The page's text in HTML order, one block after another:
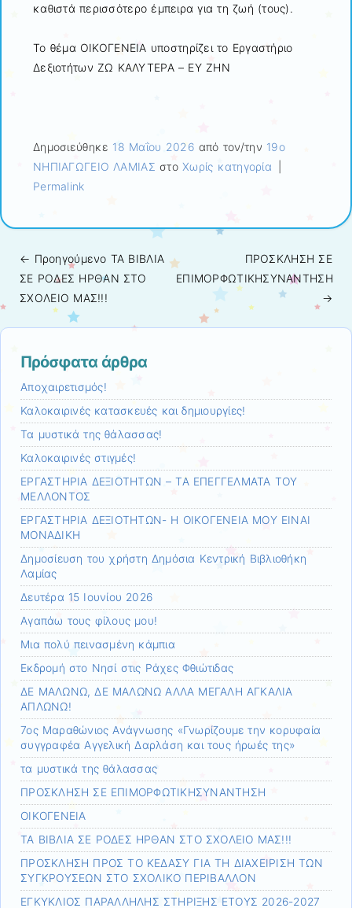
καθιστά περισσότερο έμπειρα για τη ζωή (τους).
To θέμα ΟΙΚΟΓΕΝΕΙΑ υποστηρίζει το Εργαστήριο
Δεξιοτήτων ΖΩ ΚΑΛΥΤΕΡΑ – ΕΥ ΖΗΝ
Δημοσιεύθηκε 18 Μαΐου 2026 από τον/την 19ο
ΝΗΠΙΑΓΩΓΕΙΟ ΛΑΜΙΑΣ στο Χωρίς κατηγορία
Permalink
Πλοήγηση άρθρων
← Προηγούμενo ΤΑ ΒΙΒΛΙΑ
ΣΕ ΡΟΔΕΣ ΗΡΘΑΝ ΣΤΟ
ΣΧΟΛΕΙΟ ΜΑΣ!!!
ΠΡΟΣΚΛΗΣΗ ΣΕ
ΕΠΙΜΟΡΦΩΤΙΚΗΣΥΝΑΝΤΗΣΗ
→
Πρόσφατα άρθρα
Αποχαιρετισμός!
Καλοκαιρινές κατασκευές και δημιουργίες!
Τα μυστικά της θάλασσας!
Καλοκαιρινές στιγμές!
ΕΡΓΑΣΤΗΡΙΑ ΔΕΞΙΟΤΗΤΩΝ – ΤΑ ΕΠΕΓΓΕΛΜΑΤΑ ΤΟΥ
ΜΕΛΛΟΝΤΟΣ
ΕΡΓΑΣΤΗΡΙΑ ΔΕΞΙΟΤΗΤΩΝ- Η ΟΙΚΟΓΕΝΕΙΑ ΜΟΥ ΕΙΝΑΙ
ΜΟΝΑΔΙΚΗ
Δημοσίευση του χρήστη Δημόσια Κεντρική Βιβλιοθήκη
Λαμίας
Δευτέρα 15 Ιουνίου 2026
Αγαπάω τους φίλους μου!
Μια πολύ πεινασμένη κάμπια
Εκδρομή στο Νησί στις Ράχες Φθιώτιδας
ΔΕ ΜΑΛΩΝΩ, ΔΕ ΜΑΛΩΝΩ ΑΛΛΑ ΜΕΓΑΛΗ ΑΓΚΑΛΙΑ
ΑΠΛΩΝΩ!
7ος Μαραθώνιος Ανάγνωσης «Γνωρίζουμε την κορυφαία
συγγραφέα Αγγελική Δαρλάση και τους ήρωές της»
τα μυστικά της θάλασσας
ΠΡΟΣΚΛΗΣΗ ΣΕ ΕΠΙΜΟΡΦΩΤΙΚΗΣΥΝΑΝΤΗΣΗ
ΟΙΚΟΓΕΝΕΙΑ
ΤΑ ΒΙΒΛΙΑ ΣΕ ΡΟΔΕΣ ΗΡΘΑΝ ΣΤΟ ΣΧΟΛΕΙΟ ΜΑΣ!!!
ΠΡΟΣΚΛΗΣΗ ΠΡΟΣ ΤΟ ΚΕΔΑΣΥ ΓΙΑ ΤΗ ΔΙΑΧΕΙΡΙΣΗ ΤΩΝ
ΣΥΓΚΡΟΥΣΕΩΝ ΣΤΟ ΣΧΟΛΙΚΟ ΠΕΡΙΒΑΛΛΟΝ
ΕΓΚΥΚΛΙΟΣ ΠΑΡΑΛΛΗΛΗΣ ΣΤΗΡΙΞΗΣ ΕΤΟΥΣ 2026-2027